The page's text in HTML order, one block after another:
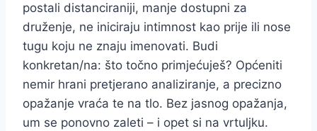
postali distanciraniji, manje dostupni za
druženje, ne iniciraju intimnost kao prije ili nose
tugu koju ne znaju imenovati. Budi
konkretan/na: što točno primjećuješ? Općeniti
nemir hrani pretjerano analiziranje, a precizno
opažanje vraća te na tlo. Bez jasnog opažanja,
um se ponovno zaleti – i opet si na vrtuljku.